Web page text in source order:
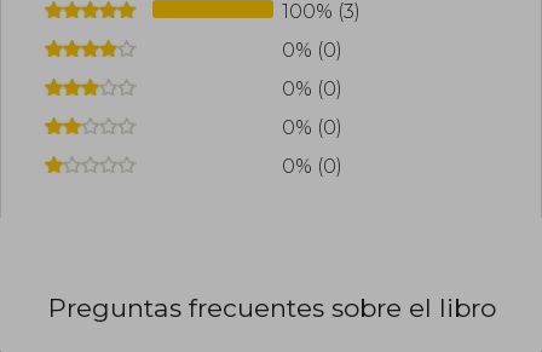
100% (3)
0% (0)
0% (0)
0% (0)
0% (0)
Preguntas frecuentes sobre el libro